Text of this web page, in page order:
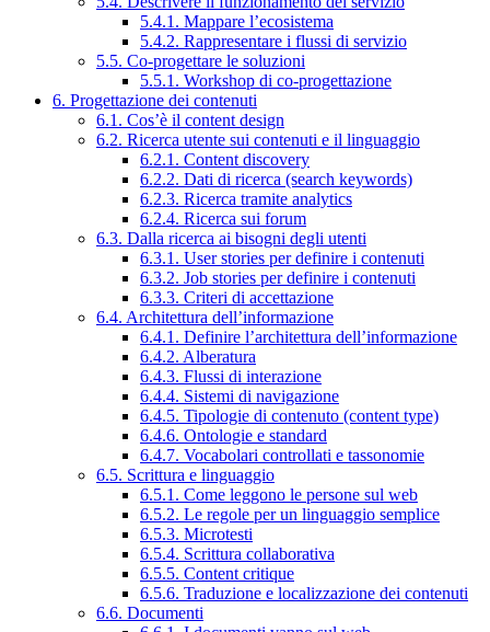
5.4.1. Mappare l’ecosistema
5.4.2. Rappresentare i flussi di servizio
5.5. Co-progettare le soluzioni
5.5.1. Workshop di co-progettazione
6. Progettazione dei contenuti
6.1. Cos’è il content design
6.2. Ricerca utente sui contenuti e il linguaggio
6.2.1. Content discovery
6.2.2. Dati di ricerca (search keywords)
6.2.3. Ricerca tramite analytics
6.2.4. Ricerca sui forum
6.3. Dalla ricerca ai bisogni degli utenti
6.3.1. User stories per definire i contenuti
6.3.2. Job stories per definire i contenuti
6.3.3. Criteri di accettazione
6.4. Architettura dell’informazione
6.4.1. Definire l’architettura dell’informazione
6.4.2. Alberatura
6.4.3. Flussi di interazione
6.4.4. Sistemi di navigazione
6.4.5. Tipologie di contenuto (content type)
6.4.6. Ontologie e standard
6.4.7. Vocabolari controllati e tassonomie
6.5. Scrittura e linguaggio
6.5.1. Come leggono le persone sul web
6.5.2. Le regole per un linguaggio semplice
6.5.3. Microtesti
6.5.4. Scrittura collaborativa
6.5.5. Content critique
6.5.6. Traduzione e localizzazione dei contenuti
6.6. Documenti